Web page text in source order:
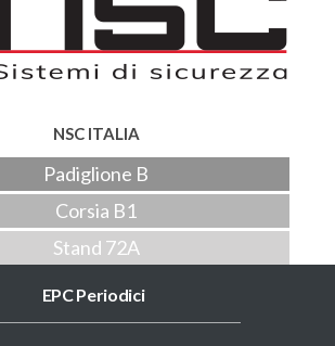
NSC ITALIA
Padiglione B
Corsia B1
Stand 72A
EPC Periodici